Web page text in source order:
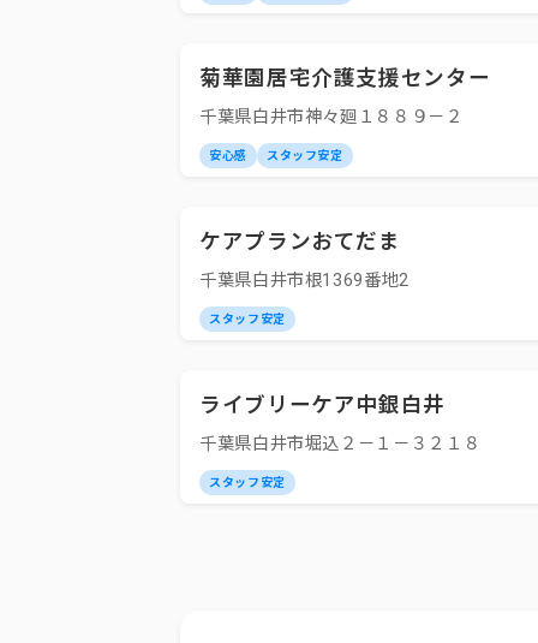
菊華園居宅介護支援センター
千葉県白井市神々廻１８８９－２
安心感 スタッフ安定
ケアプランおてだま
千葉県白井市根1369番地2
スタッフ安定
ライブリーケア中銀白井
千葉県白井市堀込２－１－３２１８
スタッフ安定